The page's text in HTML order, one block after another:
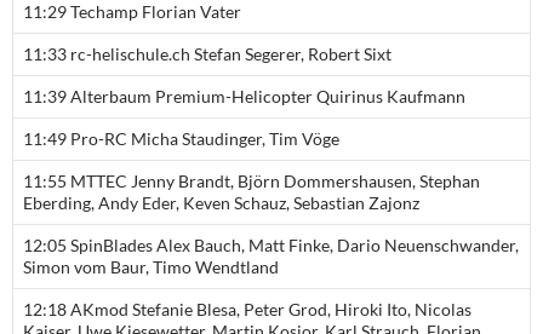
11:29 Techamp Florian Vater
11:33 rc-helischule.ch Stefan Segerer, Robert Sixt
11:39 Alterbaum Premium-Helicopter Quirinus Kaufmann
11:49 Pro-RC Micha Staudinger, Tim Vöge
11:55 MTTEC Jenny Brandt, Björn Dommershausen, Stephan
Eberding, Andy Eder, Keven Schauz, Sebastian Zajonz
12:05 SpinBlades Alex Bauch, Matt Finke, Dario Neuenschwander,
Simon vom Baur, Timo Wendtland
12:18 AKmod Stefanie Blesa, Peter Grod, Hiroki Ito, Nicolas